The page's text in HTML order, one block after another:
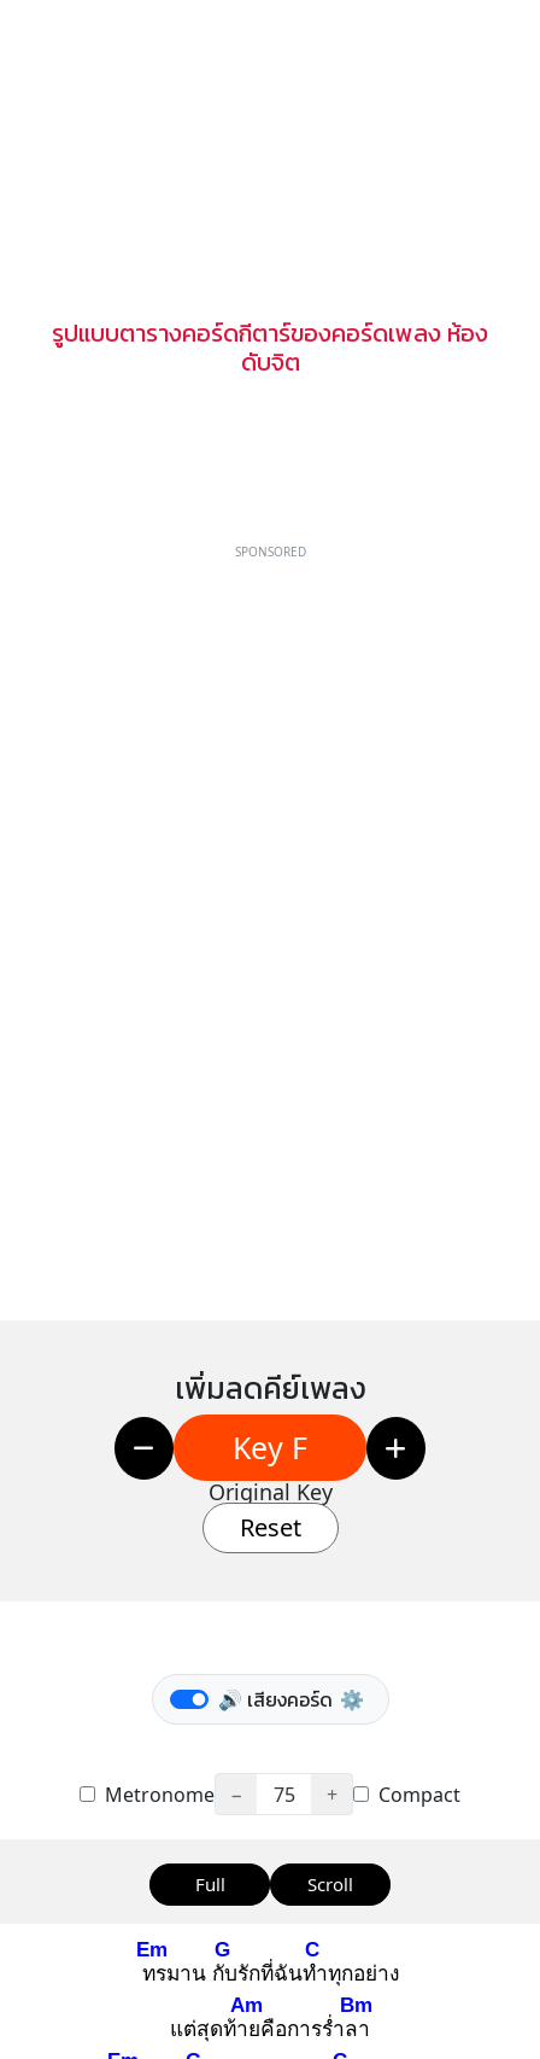
รูปแบบตารางคอร์ดกีตาร์ของคอร์ดเพลง ห้อง
ดับจิต
SPONSORED
เพิ่มลดคีย์เพลง
Key F
Original Key
Reset
🔊 เสียงคอร์ด ⚙️
Metronome − 75 + Compact
Full Scroll
ทร
Em
มาน กับ
G
รักที่ฉันทำ
C
ทุกอย่าง
แต่สุดท้าย
Am
คือการร่ำลา
Bm